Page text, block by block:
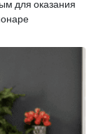
для оказания